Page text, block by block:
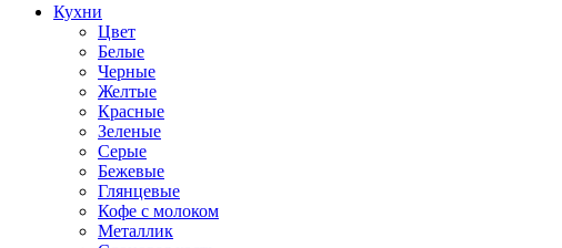
Кухни
Цвет
Белые
Черные
Желтые
Красные
Зеленые
Серые
Бежевые
Глянцевые
Кофе с молоком
Металлик